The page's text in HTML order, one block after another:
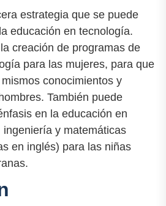
estrategia que se puede
educación en tecnología.
creación de programas de
para las mujeres, para que
conocimientos y
También puede
en la educación en
y matemáticas
en inglés) para las niñas